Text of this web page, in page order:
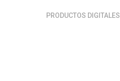
PRODUCTOS DIGITALES